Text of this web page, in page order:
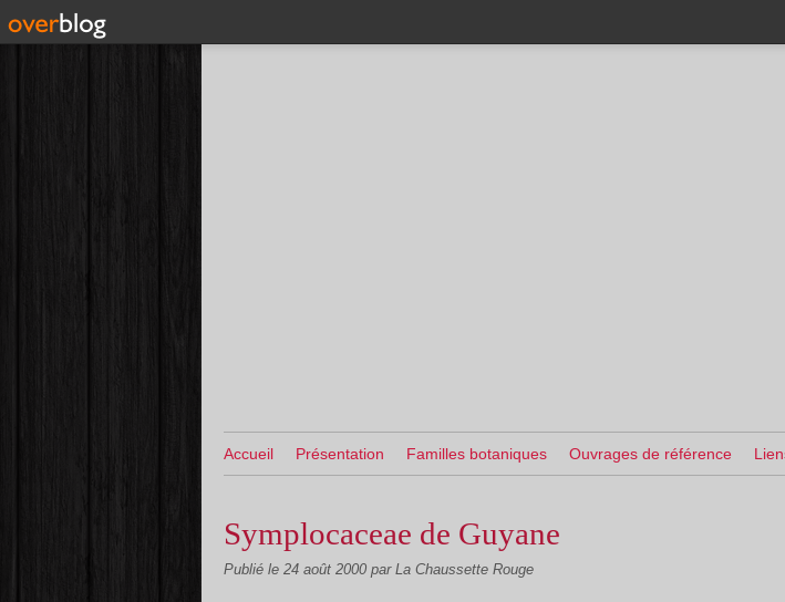
Accueil Présentation Familles botaniques Ouvrages de référence
Symplocaceae de Guyane
Publié le 24 août 2000 par La Chaussette Rouge